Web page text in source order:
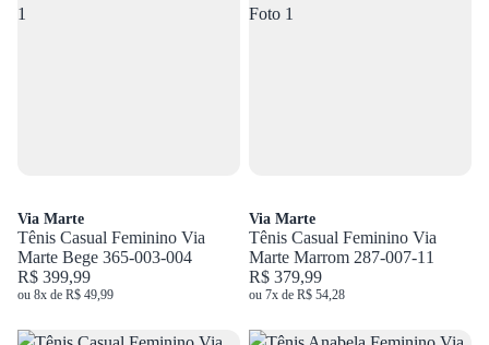
Via Marte
Tênis Casual Feminino Via
Marte Bege 365-003-004
R$ 399,99
ou 8x de R$ 49,99
Via Marte
Tênis Casual Feminino Via
Marte Marrom 287-007-11
R$ 379,99
ou 7x de R$ 54,28